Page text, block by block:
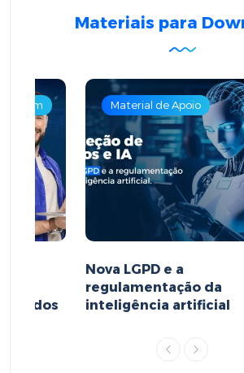
Materiais para
nuvem
dados
Material de Apoio
Nova LGPD e a
regulamentação da
inteligência artificial